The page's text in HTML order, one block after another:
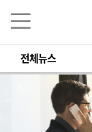
전체뉴스